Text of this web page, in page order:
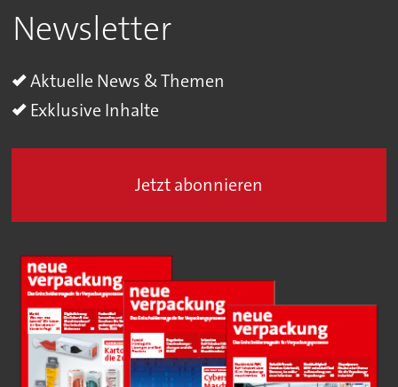
Newsletter
Aktuelle News & Themen
Exklusive Inhalte
Jetzt abonnieren